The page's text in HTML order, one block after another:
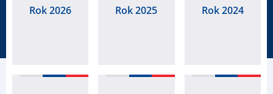
Rok 2026 Rok 2025 Rok 2024